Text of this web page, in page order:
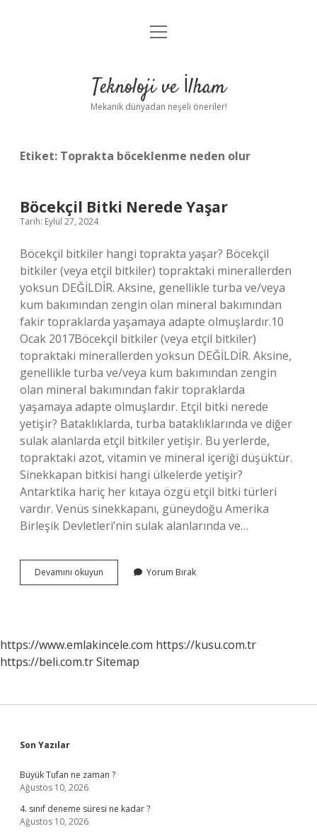
Anasayfa
Yasal Uyarı
menüyü
Teknoloji ve İlham
Mekanik dünyadan neşeli öneriler!
Etiket: Toprakta böceklenme neden olur
Böcekçil Bitki Nerede Yaşar
Tarih: Eylül 27, 2024
Böcekçil bitkiler hangi toprakta yaşar? Böcekçil
bitkiler (veya etçil bitkiler) topraktaki minerallerden
yoksun DEĞİLDİR. Aksine, genellikle turba ve/veya
kum bakımından zengin olan mineral bakımından
fakir topraklarda yaşamaya adapte olmuşlardır.10
Ocak 2017Böcekçil bitkiler (veya etçil bitkiler)
topraktaki minerallerden yoksun DEĞİLDİR. Aksine,
genellikle turba ve/veya kum bakımından zengin
olan mineral bakımından fakir topraklarda
yaşamaya adapte olmuşlardır. Etçil bitki nerede
yetişir? Bataklıklarda, turba bataklıklarında ve diğer
sulak alanlarda etçil bitkiler yetişir. Bu yerlerde,
topraktaki azot, vitamin ve mineral içeriği düşüktür.
Sinekkapan bitkisi hangi ülkelerde yetişir?
Antarktika hariç her kıtaya özgü etçil bitki türleri
vardır. Venüs sinekkapanı, güneydoğu Amerika
Birleşik Devletleri’nin sulak alanlarında ve…
Devamını okuyun Böcekçil
Bitki
Yorum Bırak
https://www.emlakincele.com https://kusu.com.tr
https://beli.com.trSitemap
Sidebar
Son Yazılar
Büyük Tufan ne zaman ?
Ağustos 10, 2026
4. sınıf deneme süresi ne kadar ?
Ağustos 10, 2026